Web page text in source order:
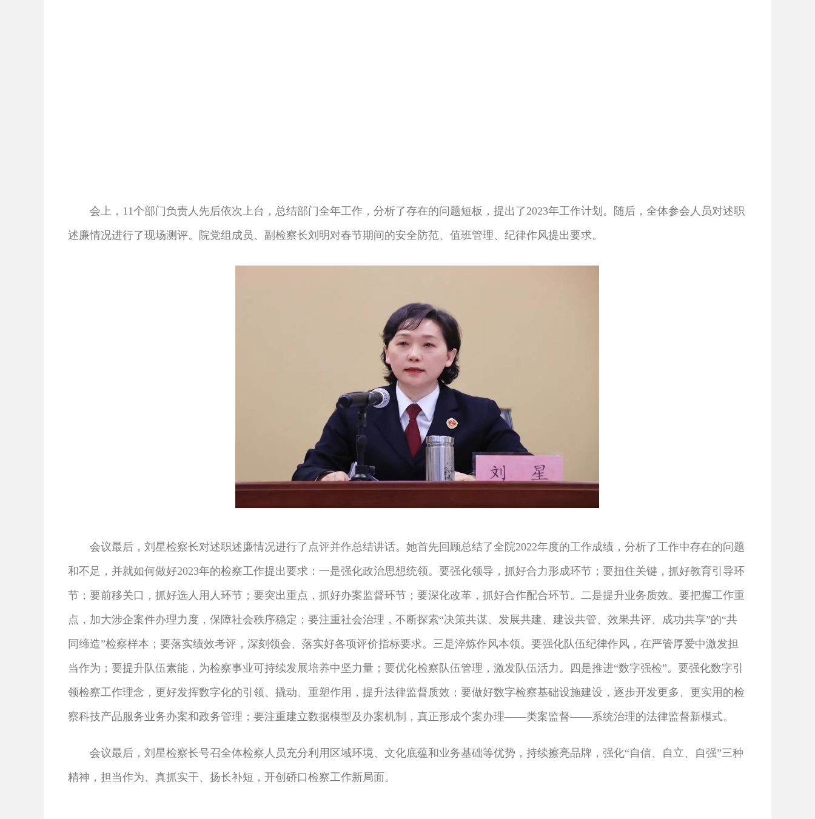
会上，11个部门负责人先后依次上台，总结部门全年工作，分析了存在的问题短板，提出了2023年工作计划。随后，全体参会人员对述职
述廉情况进行了现场测评。院党组成员、副检察长刘明对春节期间的安全防范、值班管理、纪律作风提出要求。
会议最后，刘星检察长对述职述廉情况进行了点评并作总结讲话。她首先回顾总结了全院2022年度的工作成绩，分析了工作中存在的问题
和不足，并就如何做好2023年的检察工作提出要求：一是强化政治思想统领。要强化领导，抓好合力形成环节；要扭住关键，抓好教育引导环
节；要前移关口，抓好选人用人环节；要突出重点，抓好办案监督环节；要深化改革，抓好合作配合环节。二是提升业务质效。要把握工作重
点，加大涉企案件办理力度，保障社会秩序稳定；要注重社会治理，不断探索“决策共谋、发展共建、建设共管、效果共评、成功共享”的“共
同缔造”检察样本；要落实绩效考评，深刻领会、落实好各项评价指标要求。三是淬炼作风本领。要强化队伍纪律作风，在严管厚爱中激发担
当作为；要提升队伍素能，为检察事业可持续发展培养中坚力量；要优化检察队伍管理，激发队伍活力。四是推进“数字强检”。要强化数字引
领检察工作理念，更好发挥数字化的引领、撬动、重塑作用，提升法律监督质效；要做好数字检察基础设施建设，逐步开发更多、更实用的检
察科技产品服务业务办案和政务管理；要注重建立数据模型及办案机制，真正形成个案办理——类案监督——系统治理的法律监督新模式。
会议最后，刘星检察长号召全体检察人员充分利用区域环境、文化底蕴和业务基础等优势，持续擦亮品牌，强化“自信、自立、自强”三种
精神，担当作为、真抓实干、扬长补短，开创硚口检察工作新局面。